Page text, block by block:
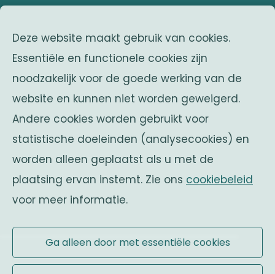
Deze website maakt gebruik van cookies.
Essentiële en functionele cookies zijn
noodzakelijk voor de goede werking van de
website en kunnen niet worden geweigerd.
Andere cookies worden gebruikt voor
statistische doeleinden (analysecookies) en
worden alleen geplaatst als u met de
plaatsing ervan instemt. Zie ons cookiebeleid
voor meer informatie.
Ga alleen door met essentiële cookies
adres
Franklin Rooseveltlaan 25
1050 Brussel
Belgium
zusterverenigingen
Solidaritas
Fonds Keingiaert
belgische monarchie
Officiële website
Gebruiksvoorwaarden|